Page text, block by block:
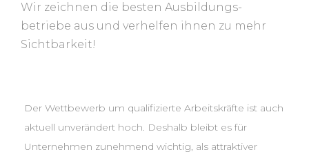
Wir zeichnen die besten Ausbildungs-
betriebe aus und verhelfen ihnen zu mehr
Sichtbarkeit!
Der Wettbewerb um qualifizierte Arbeitskräfte ist auch
aktuell unverändert hoch. Deshalb bleibt es für
Unternehmen zunehmend wichtig, als attraktiver